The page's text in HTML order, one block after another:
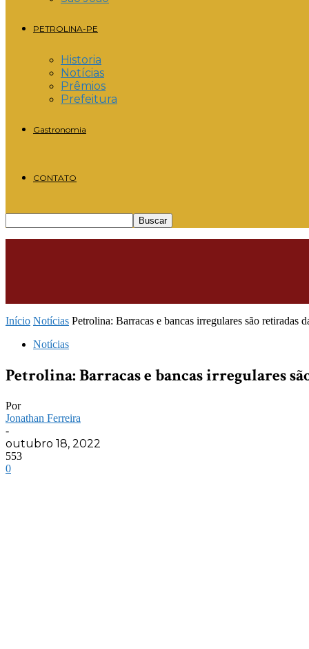
PETROLINA-PE
Historia
Notícias
Prêmios
Prefeitura
Gastronomia
CONTATO
Início Notícias Petrolina: Barracas e bancas irregulares são retiradas
Notícias
Petrolina: Barracas e bancas irregulares
Por
Jonathan Ferreira
-
outubro 18, 2022
553
0